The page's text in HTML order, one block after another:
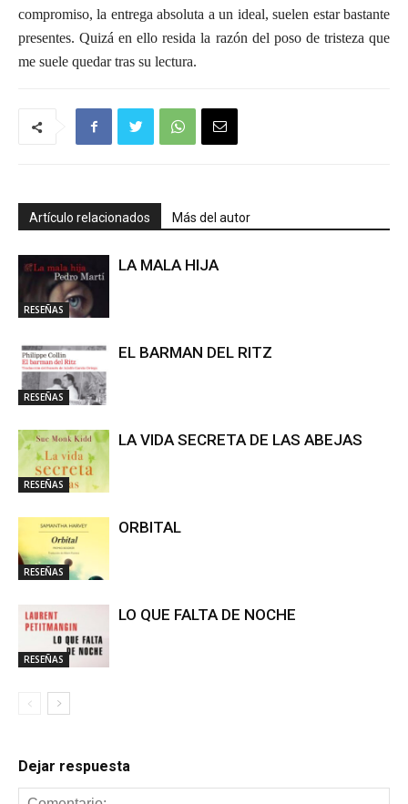
compromiso, la entrega absoluta a un ideal, suelen estar bastante
presentes. Quizá en ello resida la razón del poso de tristeza que
me suele quedar tras su lectura.
Artículo relacionados Más del autor
RESEÑAS
LA MALA HIJA
RESEÑAS
EL BARMAN DEL RITZ
RESEÑAS
LA VIDA SECRETA DE LAS ABEJAS
RESEÑAS
ORBITAL
RESEÑAS
LO QUE FALTA DE NOCHE
Dejar respuesta